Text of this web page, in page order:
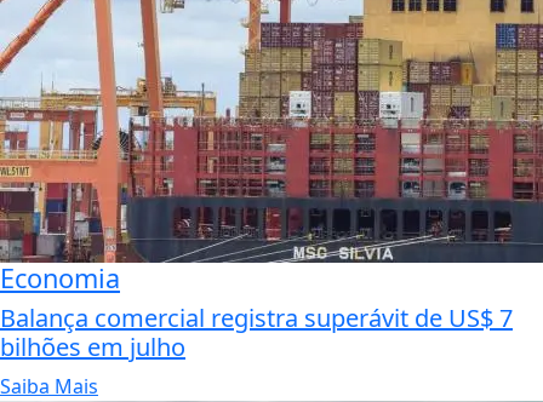
Economia
Balança comercial registra superávit de US$ 7
bilhões em julho
Saiba Mais